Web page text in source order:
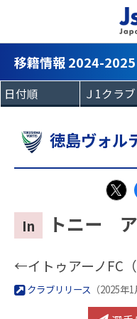
移籍情報 2024-2025
徳島ヴォル
In トニー
←イトゥアーノFC（
クラブリリース （2025年1